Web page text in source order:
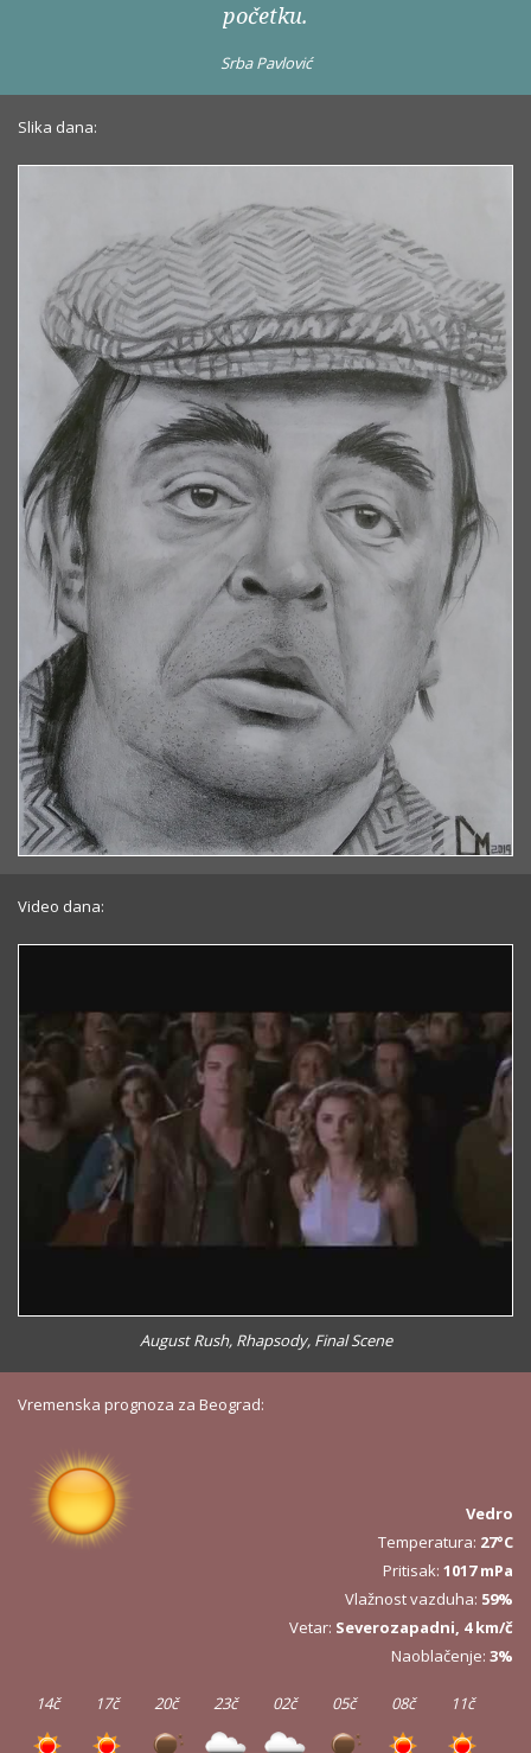
početku.
Srba Pavlović
Slika dana:
Video dana:
August Rush, Rhapsody, Final Scene
Vremenska prognoza za Beograd:
Vedro
Temperatura: 27°C
Pritisak: 1017 mPa
Vlažnost vazduha: 59%
Vetar: Severozapadni, 4 km/č
Naoblačenje: 3%
14č 17č 20č 23č 02č 05č 08č 11č